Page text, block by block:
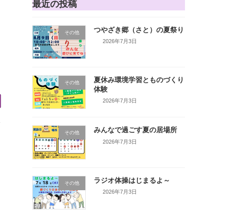
最近の投稿
その他 つやざき郷（さと）の夏祭り
2026年7月3日
その他
夏休み環境学習とものづくり
体験
2026年7月3日
その他 みんなで過ごす夏の居場所
2026年7月3日
その他 ラジオ体操はじまるよ～
2026年7月3日